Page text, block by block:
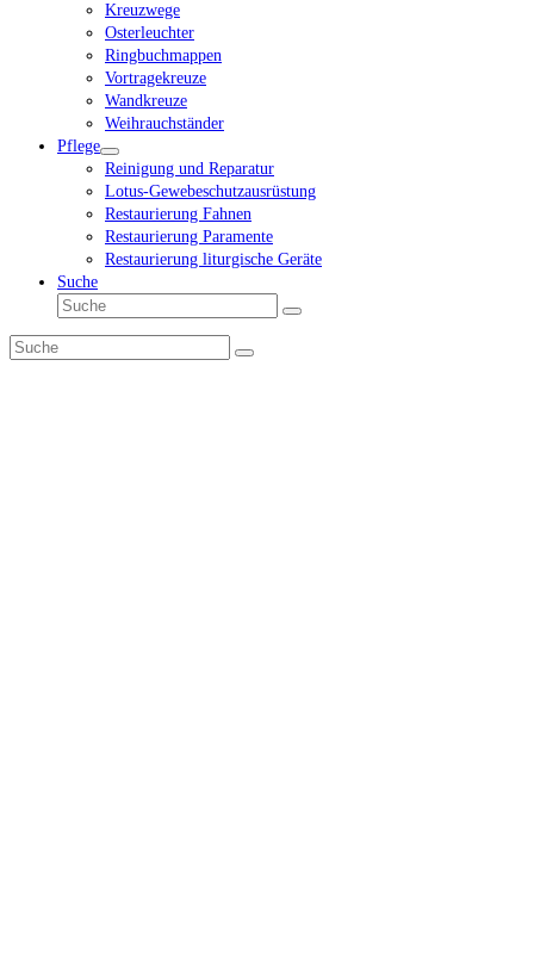
Kreuzwege
Osterleuchter
Ringbuchmappen
Vortragekreuze
Wandkreuze
Weihrauchständer
Pflege
Reinigung und Reparatur
Lotus-Gewebeschutzausrüstung
Restaurierung Fahnen
Restaurierung Paramente
Restaurierung liturgische Geräte
Suche
Suche
Senden
Suche
Senden